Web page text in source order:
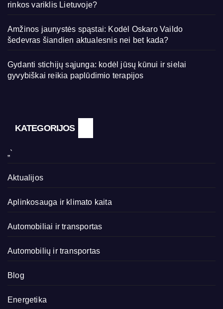
rinkos variklis Lietuvoje?
Amžinos jaunystės spąstai: Kodėl Oskaro Vaildo
šedevras šiandien aktualesnis nei bet kada?
Gydanti stichijų sąjunga: kodėl jūsų kūnui ir sielai
gyvybiškai reikia paplūdimio terapijos
KATEGORIJOS
„`
Aktualijos
Aplinkosauga ir klimato kaita
Automobiliai ir transportas
Automobilių ir transportas
Blog
Energetika